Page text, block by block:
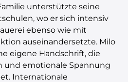
unterstützte seine
wo er sich intensiv
ebenso wie mit
auseinandersetzte. Milo
eigene Handschrift, die
und emotionale Spannung
Internationale